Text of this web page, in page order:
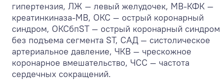
гипертензия, ЛЖ — левый желудочек, МВ-КФК —
креатинкиназа-МВ, ОКС — острый коронарный
синдром, ОКСбпST — острый коронарный синдром
без подъема сегмента ST, САД — систолическое
артериальное давление, ЧКВ — чрескожное
коронарное вмешательство, ЧСС — частота
сердечных сокращений.